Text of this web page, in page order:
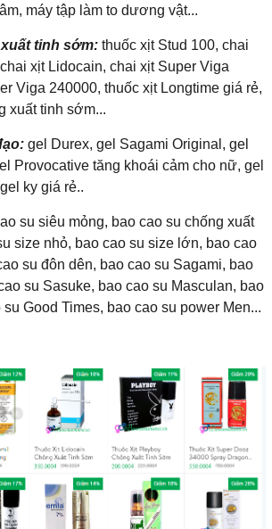
máy tập làm to dương vật...
tinh sớm: thuốc xịt Stud 100, chai
xịt Lidocain, chai xịt Super Viga
Viga 240000, thuốc xịt Longtime giá rẻ,
xuất tinh sớm...
gel Durex, gel Sagami Original, gel
Provocative tăng khoái cảm cho nữ, gel
ky giá rẻ..
su siêu mỏng, bao cao su chống xuất
size nhỏ, bao cao su size lớn, bao cao
su đôn dên, bao cao su Sagami, bao
su Sasuke, bao cao su Masculan, bao
Good Times, bao cao su power Men...